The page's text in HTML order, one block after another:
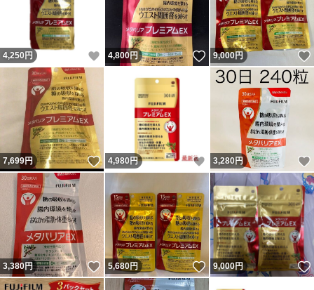
4,250 円 いいね！
4,800円 いいね！
9,000円
7,699円 いいね！
4,980 円 いいね！
3,280円
3,380円 いいね！
5,680円 いいね！
9,000円